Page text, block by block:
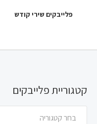
פלייבקים שירי קודש
קטגוריית פלייבקים
בחר קטגוריה